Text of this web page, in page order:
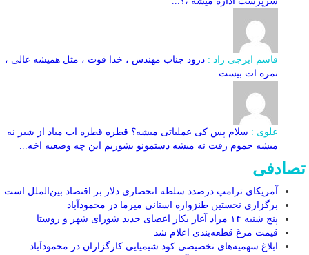
قاسم ایرجی راد : درود جناب مهندس ، خدا قوت ، مثل همیشه عالی ،
نمره ات بیست....
علوی : سلام پس کی عملیاتی میشه؟ قطره قطره اب میاد از شیر نه
میشه حموم رفت نه میشه دستمونو بشوریم این چه وضعیه اخه...
تصادفی
آمریکای ترامپ درصدد سلطه انحصاری دلار بر اقتصاد بین‌الملل است
برگزاری نخستین طنزواره استانی میرما در محمودآباد
پنج شنبه ۱۴ مراد آغاز بکار اعضای جدید شورای شهر و روستا
قیمت مرغ قطعه‌بندی اعلام شد
ابلاغ سهمیه‌های تخصیصی کود شیمیایی کارگزاران در محمودآباد